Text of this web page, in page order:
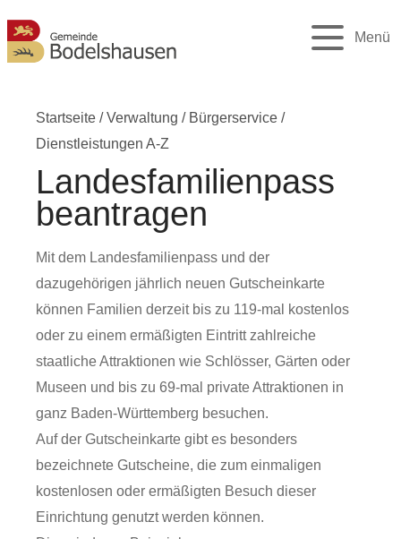
Menü
Startseite /Verwaltung / Bürgerservice /
Dienstleistungen A-Z
Landesfamilienpass
beantragen
Mit dem Landesfamilienpass und der
dazugehörigen jährlich neuen Gutscheinkarte
können Familien derzeit bis zu 119-mal kostenlos
oder zu einem ermäßigten Eintritt zahlreiche
staatliche Attraktionen wie Schlösser, Gärten oder
Museen und bis zu 69-mal private Attraktionen in
ganz Baden-Württemberg besuchen.
Auf der Gutscheinkarte gibt es besonders
bezeichnete Gutscheine, die zum einmaligen
kostenlosen oder ermäßigten Besuch dieser
Einrichtung genutzt werden können.